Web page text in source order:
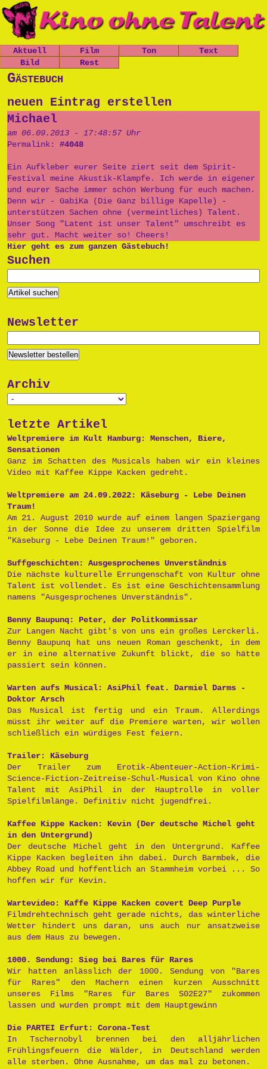
Aktuell
Nachrichten
Termine
Film
Spielfilme
n
Trailer
Politik
Käseburg
Ton
Das Grauen
der Tiefe
Text
ar
Ausgesproche
nes
Unverständni
sr
Postpunk
Bild
Mitfickrepor
t
Metallwaren
Popart
Tschernobyl
Rest
Links
Gästebuch
neuen Eintrag erstellen
Michael
am 06.09.2013 - 17:48:57 Uhr
Permalink: #4048
Ein Aufkleber eurer Seite ziert seit dem Spirit-
Festival meine Akustik-Klampfe. Ich werde in eigener
und eurer Sache immer schön Werbung für euch machen.
Denn wir - GabiKa (Die Ganz billige Kapelle) -
unterstützen Sachen ohne (vermeintliches) Talent.
Unser Song "Latent ist unser Talent" umschreibt es
sehr gut. Macht weiter so! Cheers!
Hier geht es zum ganzen Gästebuch!
Suchen
Newsletter
Archiv
letzte Artikel
Weltpremiere im Kult Hamburg: Menschen, Biere,
Sensationen
Ganz im Schatten des Musicals haben wir ein kleines
Video mit Kaffee Kippe Kacken gedreht.
Weltpremiere am 24.09.2022: Käseburg - Lebe Deinen
Traum!
Am 21. August 2010 wurde auf einem langen Spaziergang
in der Sonne die Idee zu unserem dritten Spielfilm
"Käseburg - Lebe Deinen Traum!" geboren.
Suffgeschichten: Ausgesprochenes Unverständnis
Die nächste kulturelle Errungenschaft von Kultur ohne
Talent ist vollendet. Es ist eine Geschichtensammlung
namens "Ausgesprochenes Unverständnis".
Benny Baupunq: Peter, der Politkommissar
Zur Langen Nacht gibt's von uns ein großes Lerckerli.
Benny Baupunq hat uns neuen Roman geschenkt, in dem
er in eine alternative Zukunft blickt, die so hätte
passiert sein können.
Warten aufs Musical: AsiPhil feat. Darmiel Darms -
Doktor Arsch
Das Musical ist fertig und ein Traum. Allerdings
müsst ihr weiter auf die Premiere warten, wir wollen
schließlich ein würdiges Fest feiern.
Trailer: Käseburg
Der Trailer zum Erotik-Abenteuer-Action-Krimi-
Science-Fiction-Zeitreise-Schul-Musical von Kino ohne
Talent mit AsiPhil in der Hauptrolle in voller
Spielfilmlänge. Definitiv nicht jugendfrei.
Kaffee Kippe Kacken: Kevin (Der deutsche Michel geht
in den Untergrund)
Der deutsche Michel geht in den Untergrund. Kaffee
Kippe Kacken begleiten ihn dabei. Durch Barmbek, die
Abbey Road und hoffentlich an Stammheim vorbei ... So
hoffen wir für Kevin.
Wartevideo: Kaffe Kippe Kacken covert Deep Purple
Filmdrehtechnisch geht gerade nichts, das winterliche
Wetter hindert uns daran, uns auch nur ansatzweise
aus dem Haus zu bewegen.
1000. Sendung: Sieg bei Bares für Rares
Wir hatten anlässlich der 1000. Sendung von "Bares
für Rares" den Machern einen kurzen Ausschnitt
unseres Films "Rares für Bares S02E27" zukommen
lassen und wurden prompt mit dem Hauptgewinn
Die PARTEI Erfurt: Corona-Test
In Tschernobyl brennen bei den alljährlichen
Frühlingsfeuern die Wälder, in Deutschland werden
alle sterben. Ohne Ausnahme, um das mal zu betonen.